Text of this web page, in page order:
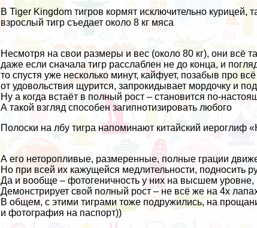
В Tiger Kingdom тигров кормят исключительно курицей,
взрослый тигр съедает около 8 кг мяса
Несмотря на свои размеры и вес (около 80 кг), они всё
даже если сначала тигр расслаблен не до конца, и
то спустя уже несколько минут, кайфует, позабыв про
от удовольствия щурится, запрокидывает мордочку и
Ну а когда встаёт в полный рост – становится по-
А такой взгляд способен загипнотизировать любого
Полоски на лбу тигра напоминают китайский иероглиф
А его неторопливые, размеренные, полные грации
Но при всей их кажущейся медлительности, подносить
Да и вообще – фотогеничность у них на высшем уровне,
Демонстрирует свой полный рост – не всё же на 4х
В общем, с этими тиграми тоже подружились, на
и фотография на паспорт))